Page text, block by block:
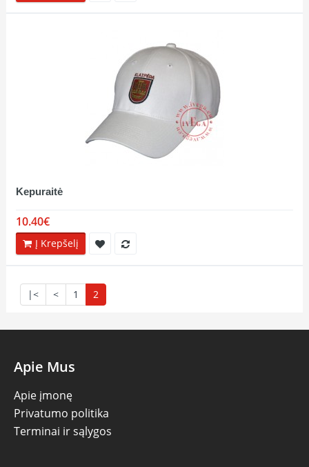
Kepuraitė
10.40€
Į Krepšelį
|< < 1 2
Apie Mus
Apie įmonę
Privatumo politika
Terminai ir sąlygos